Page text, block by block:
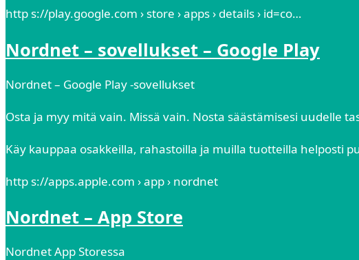
http s://play.google.com › store › apps › details › id=co…
Nordnet – sovellukset – Google Play
Nordnet – Google Play ‑sovellukset
Osta ja myy mitä vain. Missä vain. Nosta säästämisesi uudelle
Käy kauppaa osakkeilla, rahastoilla ja muilla tuotteilla helposti
http s://apps.apple.com › app › nordnet
Nordnet – App Store
‎Nordnet App Storessa